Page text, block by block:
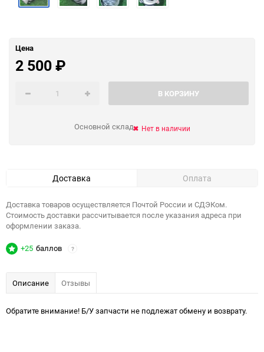
Цена
2 500₽
В КОРЗИНУ
Основной склад Нет в наличии
Доставка Оплата
Доставка товаров осуществляется Почтой России и СДЭКом.
Стоимость доставки рассчитывается после указания адреса при
оформлении заказа.
+25 баллов ?
Описание Отзывы
Обратите внимание! Б/У запчасти не подлежат обмену и возврату.